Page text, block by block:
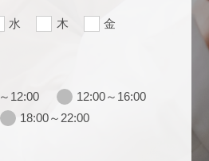
水 木
金
～12:00
12:00～16:00
18:00～22:00